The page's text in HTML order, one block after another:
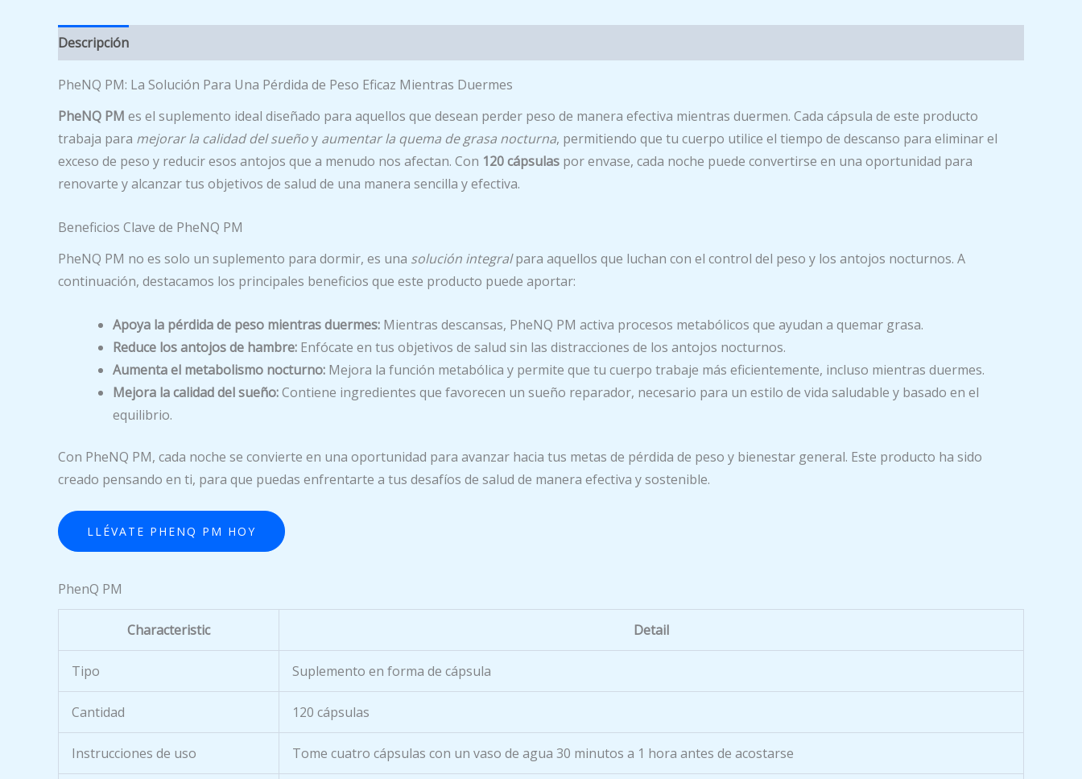
Descripción
PheNQ PM: La Solución Para Una Pérdida de Peso Eficaz Mientras Duermes
PheNQ PM es el suplemento ideal diseñado para aquellos que desean perder peso de manera efectiva mientras duermen. Cada cápsula de este producto
trabaja para mejorar la calidad del sueñoy aumentar la quema de grasa nocturna, permitiendo que tu cuerpo utilice el tiempo de descanso para eliminar el
exceso de peso y reducir esos antojos que a menudo nos afectan. Con 120 cápsulas por envase, cada noche puede convertirse en una oportunidad para
renovarte y alcanzar tus objetivos de salud de una manera sencilla y efectiva.
Beneficios Clave de PheNQ PM
PheNQ PM no es solo un suplemento para dormir, es una solución integralpara aquellos que luchan con el control del peso y los antojos nocturnos. A
continuación, destacamos los principales beneficios que este producto puede aportar:
Apoya la pérdida de peso mientras duermes: Mientras descansas, PheNQ PM activa procesos metabólicos que ayudan a quemar grasa.
Reduce los antojos de hambre: Enfócate en tus objetivos de salud sin las distracciones de los antojos nocturnos.
Aumenta el metabolismo nocturno: Mejora la función metabólica y permite que tu cuerpo trabaje más eficientemente, incluso mientras duermes.
Mejora la calidad del sueño:Contiene ingredientes que favorecen un sueño reparador, necesario para un estilo de vida saludable y basado en el
equilibrio.
Con PheNQ PM, cada noche se convierte en una oportunidad para avanzar hacia tus metas de pérdida de peso y bienestar general. Este producto ha sido
creado pensando en ti, para que puedas enfrentarte a tus desafíos de salud de manera efectiva y sostenible.
LLÉVATE PHENQ PM HOY
PhenQ PM
Characteristic Detail
Tipo Suplemento en forma de cápsula
Cantidad 120 cápsulas
Instrucciones de uso Tome cuatro cápsulas con un vaso de agua 30 minutos a 1 hora antes de acostarse